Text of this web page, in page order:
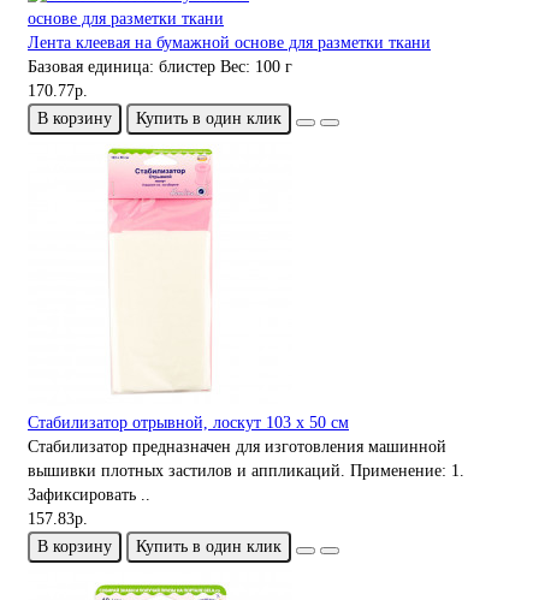
Лента клеевая на бумажной основе для разметки ткани
Базовая единица: блистер Вес: 100 г
170.77р.
В корзину
Купить в один клик
Стабилизатор отрывной, лоскут 103 х 50 см
Стабилизатор предназначен для изготовления машинной
вышивки плотных застилов и аппликаций. Применение: 1.
Зафиксировать ..
157.83р.
В корзину
Купить в один клик